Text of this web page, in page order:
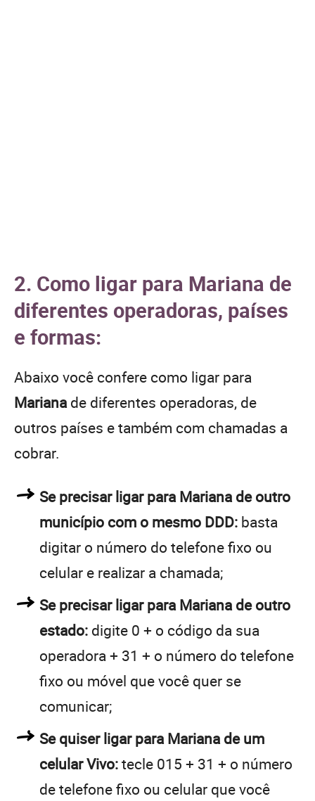
2. Como ligar para Mariana de
diferentes operadoras, países
e formas:
Abaixo você confere como ligar para
Mariana de diferentes operadoras, de
outros países e também com chamadas a
cobrar.
Se precisar ligar para Mariana de outro
município com o mesmo DDD: basta
digitar o número do telefone fixo ou
celular e realizar a chamada;
Se precisar ligar para Mariana de outro
estado: digite 0 + o código da sua
operadora + 31 + o número do telefone
fixo ou móvel que você quer se
comunicar;
Se quiser ligar para Mariana de um
celular Vivo:tecle 015 + 31 + o número
de telefone fixo ou celular que você